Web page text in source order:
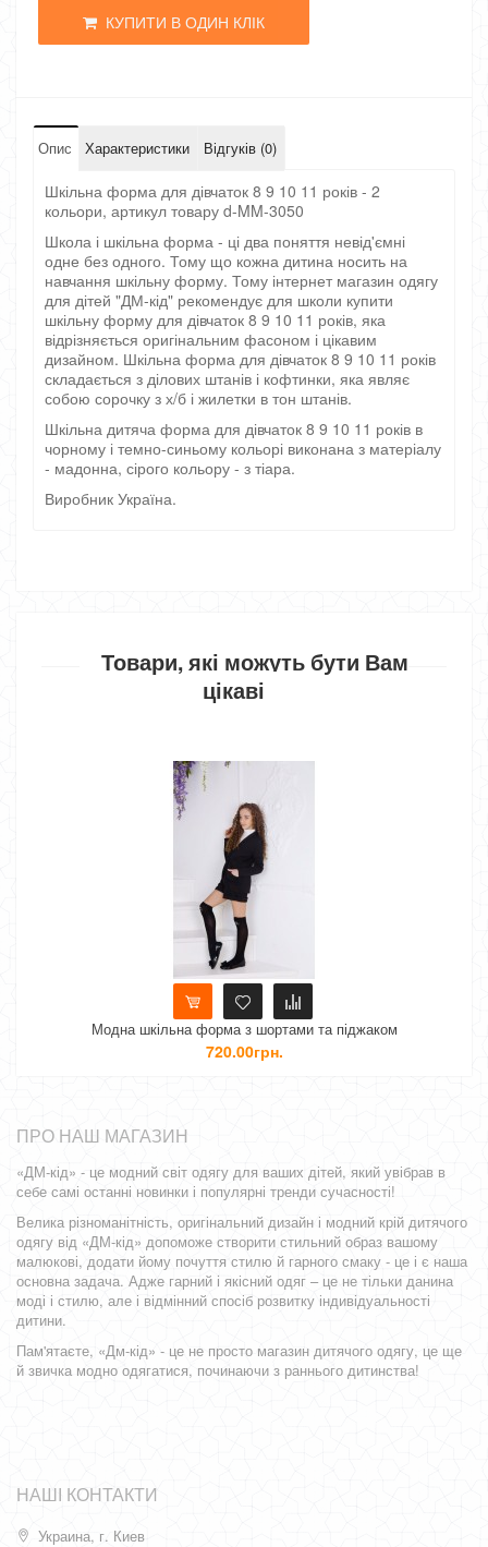
КУПИТИ В ОДИН КЛІК
Опис Характеристики Відгуків (0)
Шкільна форма для дівчаток 8 9 10 11 років - 2
кольори, артикул товару d-MM-3050
Школа і шкільна форма - ці два поняття невід'ємні
одне без одного. Тому що кожна дитина носить на
навчання шкільну форму. Тому інтернет магазин одягу
для дітей "ДМ-кід" рекомендує для школи купити
шкільну форму для дівчаток 8 9 10 11 років, яка
відрізняється оригінальним фасоном і цікавим
дизайном. Шкільна форма для дівчаток 8 9 10 11 років
складається з ділових штанів і кофтинки, яка являє
собою сорочку з х/б і жилетки в тон штанів.
Шкільна дитяча форма для дівчаток 8 9 10 11 років в
чорному і темно-синьому кольорі виконана з матеріалу
- мадонна, сірого кольору - з тіара.
Виробник Україна.
Товари, які можуть бути Вам
цікаві
шкільна форма з шортами та піджаком
ПРО НАШ МАГАЗИН
«ДМ-кід» - це модний світ одягу для ваших дітей, який увібрав в
себе самі останні новинки і популярні тренди сучасності!
Велика різноманітність, оригінальний дизайн і модний крій дитячого
одягу від «ДМ-кід» допоможе створити стильний образ вашому
малюкові, додати йому почуття стилю й гарного смаку - це і є наша
основна задача. Адже гарний і якісний одяг – це не тільки данина
моді і стилю, але і відмінний спосіб розвитку індивідуальності
дитини.
Пам'ятаєте, «Дм-кід» - це не просто магазин дитячого одягу, це ще
й звичка модно одягатися, починаючи з раннього дитинства!
НАШІ КОНТАКТИ
Украина, г. Киев